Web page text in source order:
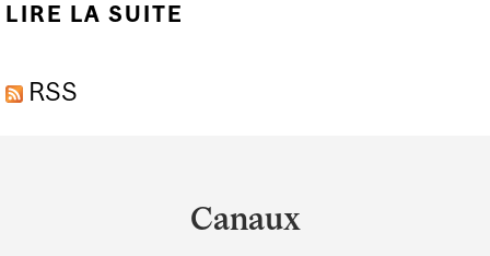
LIRE LA SUITE
D’INTÉRÊT ÉMERGENT »
RSS
Canaux